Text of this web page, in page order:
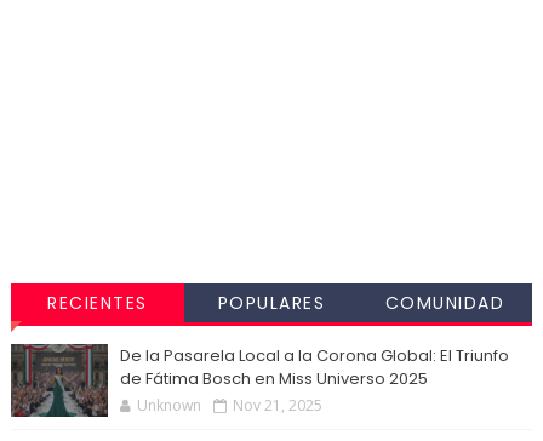
RECIENTES POPULARES COMUNIDAD
De la Pasarela Local a la Corona Global: El Triunfo
de Fátima Bosch en Miss Universo 2025
Unknown Nov 21, 2025